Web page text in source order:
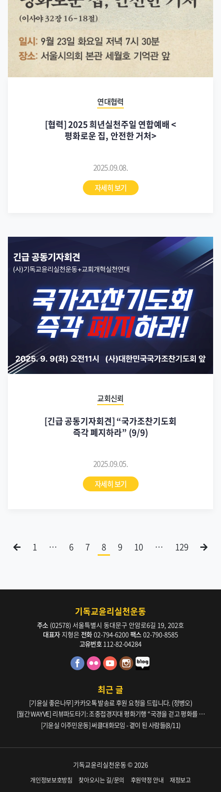
연대협력
[협력] 2025 희년실천주일 연합예배 <
평화로운 집, 안전한 거처>
2025.09.08.
자세히 보기
교회신뢰
[긴급 공동기자회견] “국가조찬기도회
즉각 폐지하라” (9/9)
2025.09.05.
자세히 보기
1 … 6 7 8 9 10 … 129
기독교윤리실천운동
주소 (02578) 서울특별시 동대문구 안암로6길 19, 202호
대표자지형은 전화02-794-6200팩스 02-790-8585
고유번호 112-82-04284
최근 글
[기윤실 좋은나무] 카카오톡 발송료 후원 요청을 드립니다. (정병오)
[월간 WAYVE] 리뷰파도타기: 조중접경지대 평화기행 “국경을 걷고 평화를 생
각하다” _ 105호
[기윤실 이주민운동] 써클대화모임 - 곁이 된 사람들(8/11)
기독교윤리실천운동 © 2026
개인정보보호방침 찾아오시는 길/문의 후원약정 안내 재정보고